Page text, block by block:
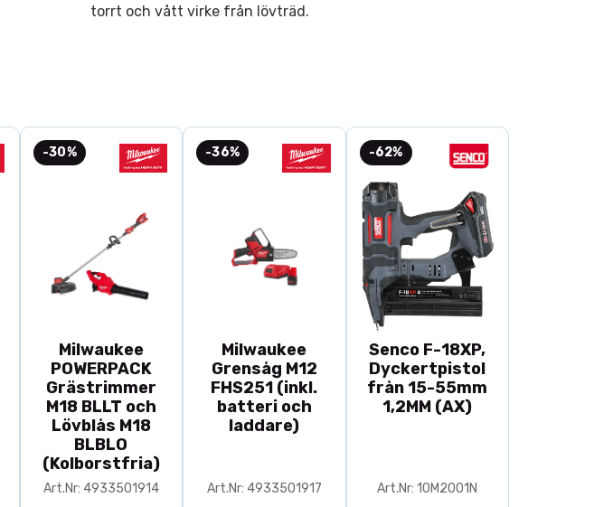
torrt och vått virke från lövträd.
-30%
Milwaukee
POWERPACK
Grästrimmer
M18 BLLT och
Lövblås M18
BLBLO
(Kolborstfria)
Art.Nr: 4933501914
-36%
Milwaukee
Grensåg M12
FHS251 (inkl.
batteri och
laddare)
Art.Nr: 4933501917
-62%
Senco F-18XP,
Dyckertpistol
från 15-55mm
1,2MM (AX)
Art.Nr: 10M2001N